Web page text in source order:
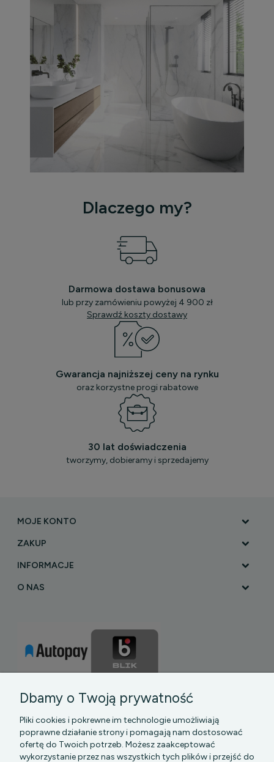
Dlaczego my?
Darmowa dostawa bonusowa
lub przy zamówieniu powyżej 4 900 zł
Sprawdź koszty dostawy
Gwarancja najniższej ceny na rynku
oraz korzystne progi rabatowe
30 lat doświadczenia
tworzymy, dobieramy i sprzedajemy
MOJE KONTO
ZAKUP
INFORMACJE
O NAS
Dbamy o Twoją prywatność
Pliki cookies i pokrewne im technologie umożliwiają
poprawne działanie strony i pomagają nam dostosować
ofertę do Twoich potrzeb. Możesz zaakceptować
wykorzystanie przez nas wszystkich tych plików i przejść do